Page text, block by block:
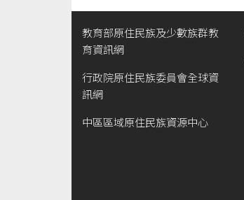
教育部原住民族及少數族群教
育資訊網
行政院原住民族委員會全球資
訊網
中區區域原住民族資源中心